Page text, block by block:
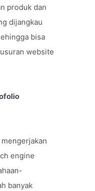
produk dan
dijangkau
bisa
website
engine
banyak